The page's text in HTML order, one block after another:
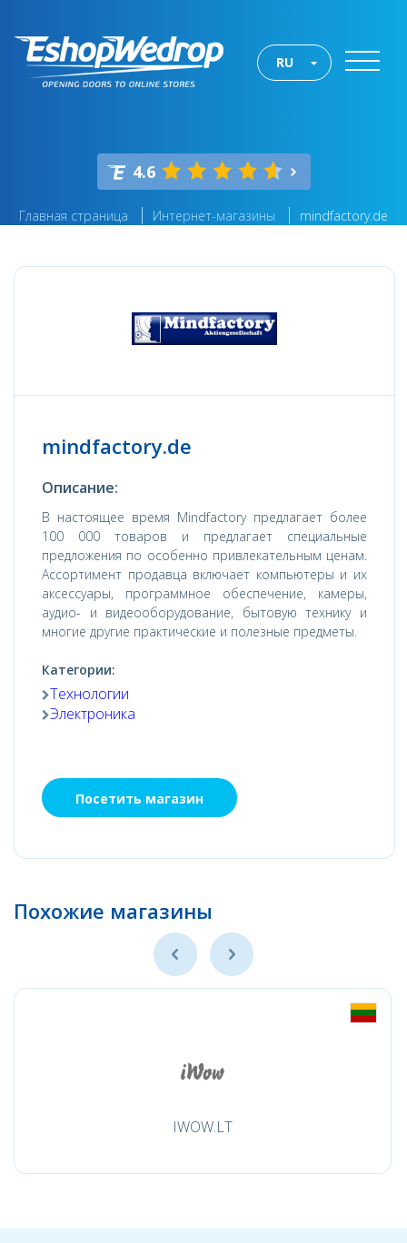
RU
4.6
Главная страница Интернет-магазины mindfactory.de
mindfactory.de
Описание:
В настоящее время Mindfactory предлагает более
100 000 товаров и предлагает специальные
предложения по особенно привлекательным ценам.
Ассортимент продавца включает компьютеры и их
аксессуары, программное обеспечение, камеры,
аудио- и видеооборудование, бытовую технику и
многие другие практические и полезные предметы.
Категории:
Технологии
Электроника
Посетить магазин
Похожие магазины
IWOW.LT